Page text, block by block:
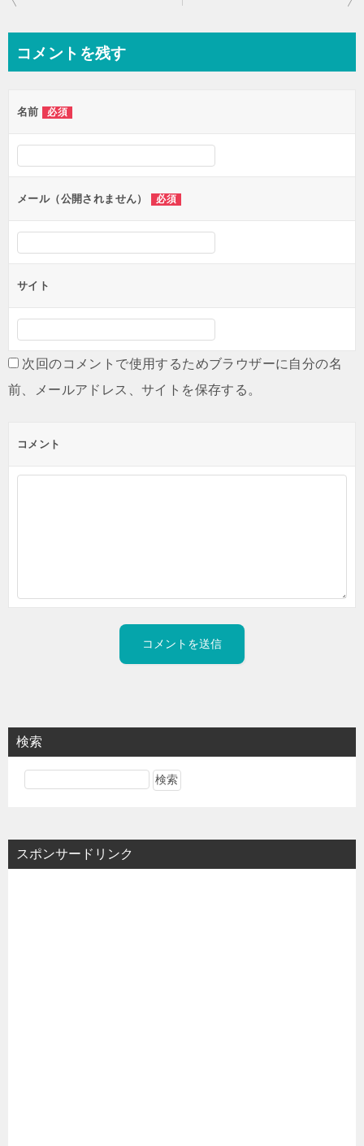
ビ
ー
シ
ョ
ン
コメントを残す
名前 必須
メール（公開されません） 必須
サイト
次回のコメントで使用するためブラウザーに自分の名
前、メールアドレス、サイトを保存する。
コメント
検索
スポンサードリンク